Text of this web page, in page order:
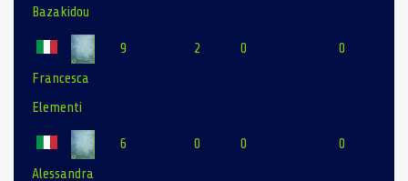
Bazakidou
Francesca
Elementi
9 2 0 0
Alessandra
6 0 0 0